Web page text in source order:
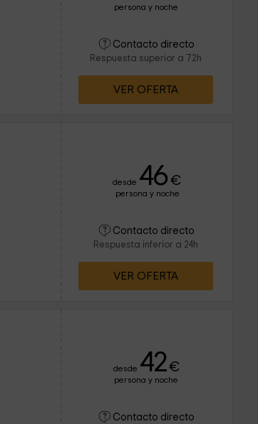
persona y noche
Contacto directo
Respuesta superior a 72h
VER OFERTA
desde 46 €
persona y noche
Contacto directo
Respuesta inferior a 24h
VER OFERTA
desde 42€
persona y noche
Contacto directo